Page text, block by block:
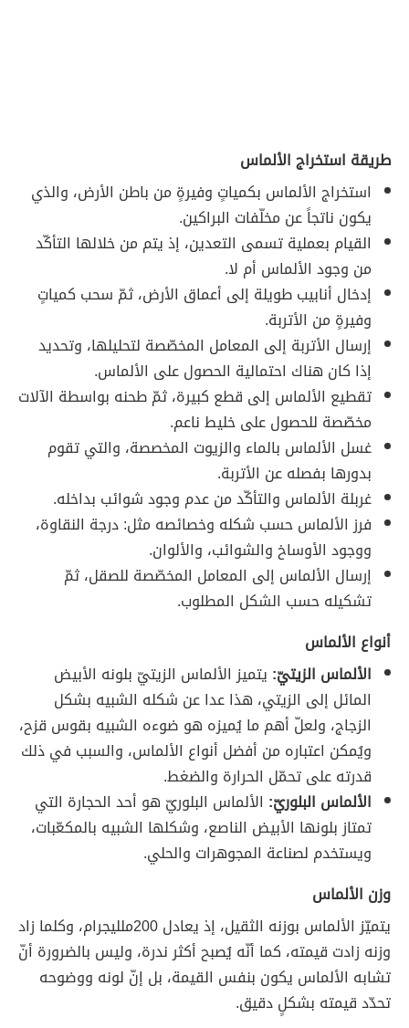
طريقة استخراج الألماس
استخراج الألماس بكمياتٍ وفيرةٍ من باطن الأرض، والذي
يكون ناتجاً عن مخلّفات البراكين.
القيام بعملية تسمى التعدين، إذ يتم من خلالها التأكّد
من وجود الألماس أم لا.
إدخال أنابيب طويلة إلى أعماق الأرض، ثمّ سحب كمياتٍ
وفيرةٍ من الأتربة.
إرسال الأتربة إلى المعامل المخصّصة لتحليلها، وتحديد
إذا كان هناك احتمالية الحصول على الألماس.
تقطيع الألماس إلى قطع كبيرة، ثمّ طحنه بواسطة الآلات
مخصّصة للحصول على خليط ناعم.
غسل الألماس بالماء والزيوت المخصصة، والتي تقوم
بدورها بفصله عن الأتربة.
غربلة الألماس والتأكّد من عدم وجود شوائب بداخله.
فرز الألماس حسب شكله وخصائصه مثل: درجة النقاوة،
ووجود الأوساخ والشوائب، والألوان.
إرسال الألماس إلى المعامل المخصّصة للصقل، ثمّ
تشكيله حسب الشكل المطلوب.
أنواع الألماس
الألماس الزيتيّ: يتميز الألماس الزيتيّ بلونه الأبيض
المائل إلى الزيتي، هذا عدا عن شكله الشبيه بشكل
الزجاج، ولعلّ أهم ما يُميزه هو ضوءه الشبيه بقوس قزح،
ويُمكن اعتباره من أفضل أنواع الألماس، والسبب في ذلك
قدرته على تحمّل الحرارة والضغط.
الألماس البلوريّ: الألماس البلوريّ هو أحد الحجارة التي
تمتاز بلونها الأبيض الناصع، وشكلها الشبيه بالمكعّبات،
ويستخدم لصناعة المجوهرات والحلي.
وزن الألماس
يتميّز الألماس بوزنه الثقيل، إذ يعادل 200ملليجرام، وكلما زاد
وزنه زادت قيمته، كما أنّه يُصبح أكثر ندرة، وليس بالضرورة أنّ
تشابه الألماس يكون بنفس القيمة، بل إنّ لونه ووضوحه
تحدّد قيمته بشكلٍ دقيق.